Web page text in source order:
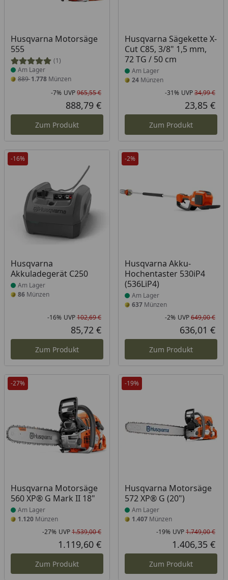
Husqvarna Motorsäge
555
(1)
Produkt am Lager
Am Lager
8891.778 Münzen
Rabatt in Prozent
-7%
Ursprünglicher Preis
UVP965,55 €
Aktueller Preis
888,79 €
Zum Produkt
Husqvarna Sägekette X-
Cut C85, 3/8" 1,5 mm,
72 TG / 50 cm
Produkt am Lager
Am Lager
24Münzen
-31% UVP34,99 €
23,85 €
Zum Produkt
-16%
Husqvarna
Akkuladegerät C250
Produkt am Lager
Am Lager
86 Münzen
Rabatt in Prozent
-16%
Ursprünglicher Preis
UVP102,69 €
Aktueller Preis
85,72 €
Zum Produkt
-2%
Husqvarna Akku-
Hochentaster 530iP4
(536LiP4)
Produkt am Lager
Am Lager
637Münzen
-2% UVP649,00 €
636,01 €
Zum Produkt
-27%
Husqvarna Motorsäge
560 XP® G Mark II 18"
Produkt am Lager
Am Lager
1.120 Münzen
Rabatt in Prozent
-27%
Ursprünglicher Preis
UVP1.539,00 €
Aktueller Preis
1.119,60 €
Zum Produkt
-19%
Husqvarna Motorsäge
572 XP® G (20")
Produkt am Lager
Am Lager
1.407Münzen
-19% UVP1.749,00 €
1.406,35 €
Zum Produkt